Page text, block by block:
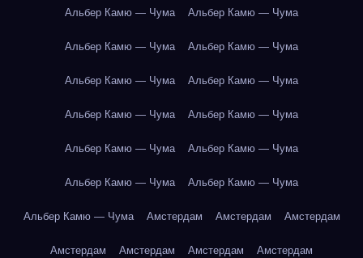
Альбер Камю — Чума Альбер Камю — Чума
Альбер Камю — Чума Альбер Камю — Чума
Альбер Камю — Чума Альбер Камю — Чума
Альбер Камю — Чума Альбер Камю — Чума
Альбер Камю — Чума Альбер Камю — Чума
Альбер Камю — Чума Альбер Камю — Чума
Альбер Камю — Чума Амстердам Амстердам Амстердам
Амстердам Амстердам Амстердам Амстердам